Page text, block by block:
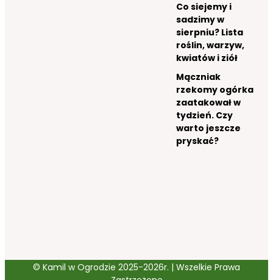
Co siejemy i
sadzimy w
sierpniu? Lista
roślin, warzyw,
kwiatów i ziół
Mączniak
rzekomy ogórka
zaatakował w
tydzień. Czy
warto jeszcze
pryskać?
© Kamil w Ogrodzie 2025-2026r. | Wszelkie Prawa